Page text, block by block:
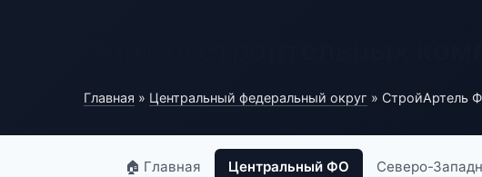
Главная » Центральный федеральный округ » СтройАртель
🏠 Главная Центральный ФО Северо-